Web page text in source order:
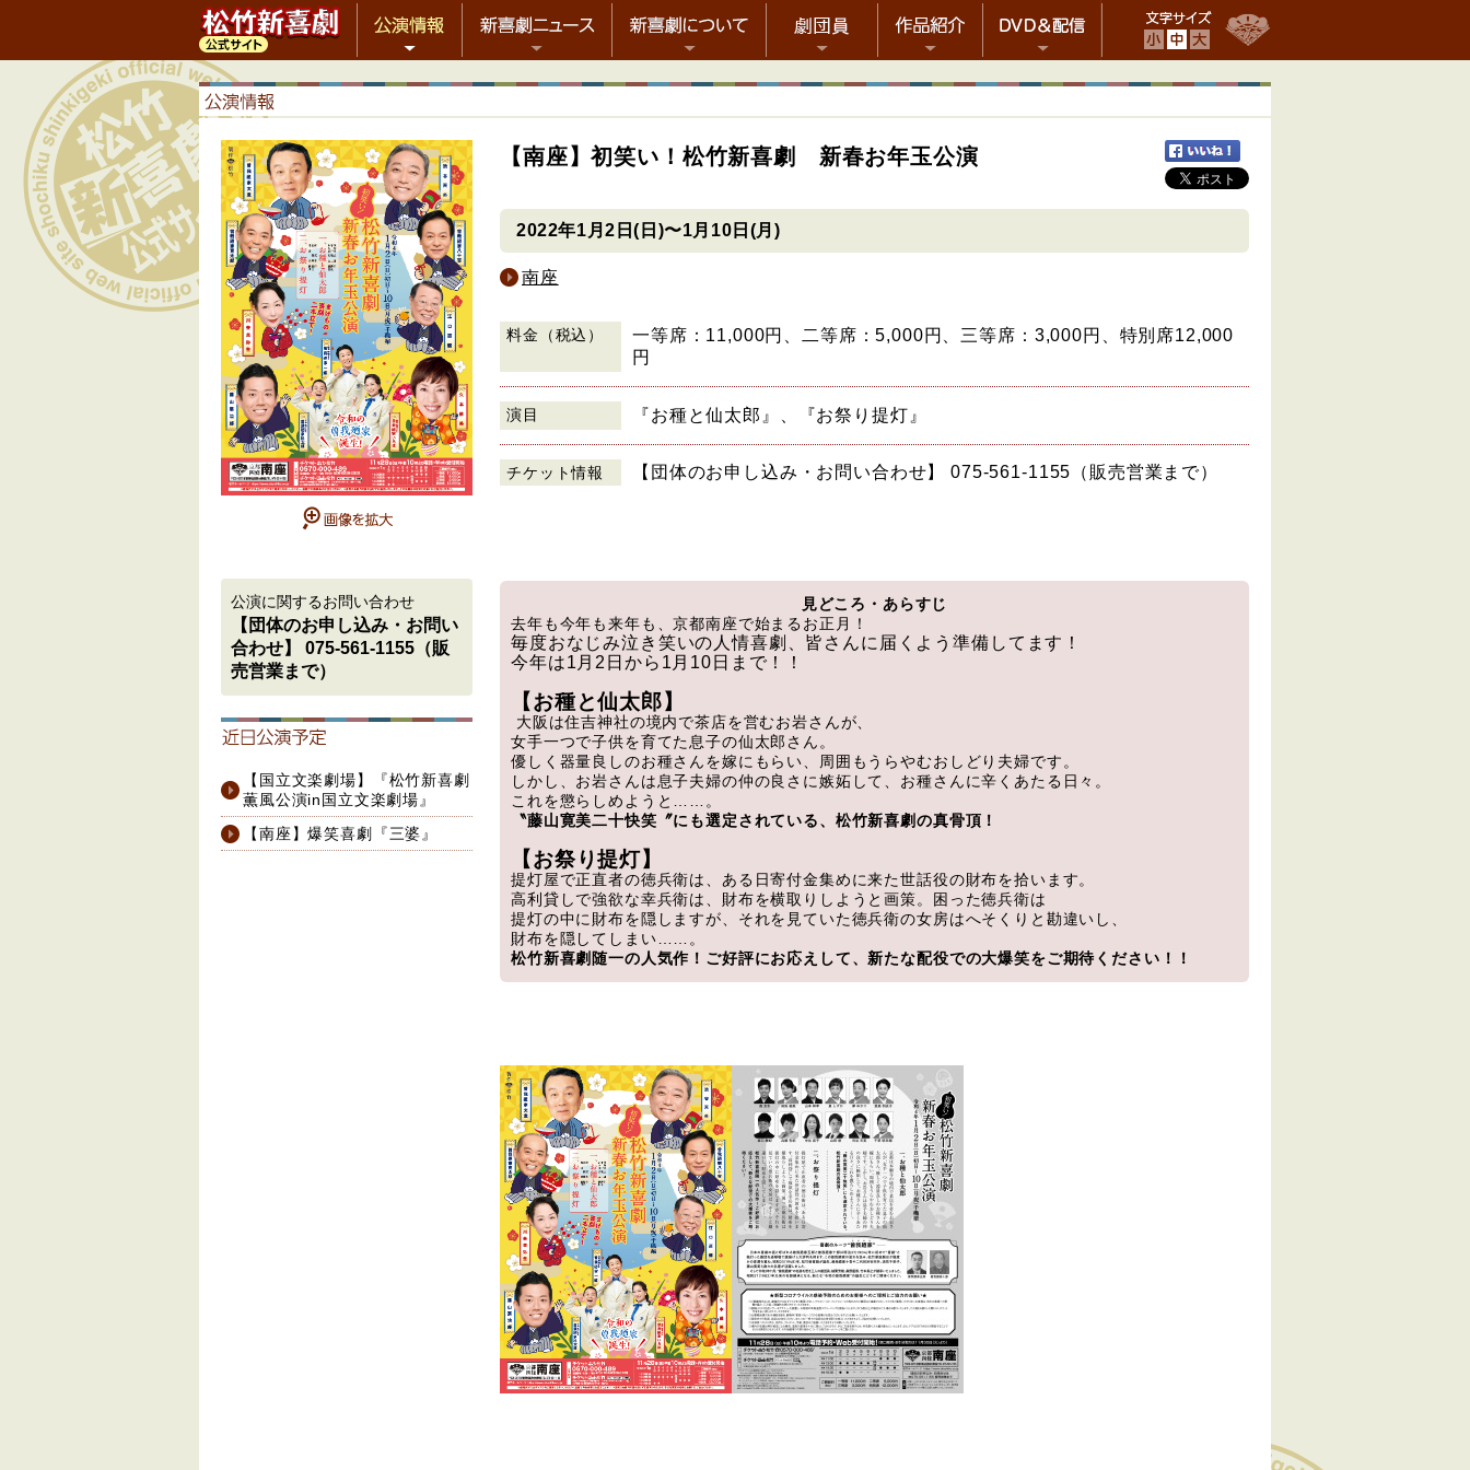
S M
【南座】初笑い！松竹新喜劇 新春お年玉公演
2022年1月2日(日)〜1月10日(月)
南座
料金（税込）
一等席：11,000円、二等席：5,000円、三等席：3,000円、特別席12,000
円
演目 『お種と仙太郎』、『お祭り提灯』
チケット情報 【団体のお申し込み・お問い合わせ】 075-561-1155（販売営業まで）
見どころ・あらすじ
去年も今年も来年も、京都南座で始まるお正月！
毎度おなじみ泣き笑いの人情喜劇、皆さんに届くよう準備してます！
今年は1月2日から1月10日まで！！
【お種と仙太郎】
大阪は住吉神社の境内で茶店を営むお岩さんが、
女手一つで子供を育てた息子の仙太郎さん。
優しく器量良しのお種さんを嫁にもらい、周囲もうらやむおしどり夫婦です。
しかし、お岩さんは息子夫婦の仲の良さに嫉妬して、お種さんに辛くあたる日々。
これを懲らしめようと……。
〝藤山寛美二十快笑〞にも選定されている、松竹新喜劇の真骨頂！
【お祭り提灯】
提灯屋で正直者の徳兵衛は、ある日寄付金集めに来た世話役の財布を拾います。
高利貸しで強欲な幸兵衛は、財布を横取りしようと画策。困った徳兵衛は
提灯の中に財布を隠しますが、それを見ていた徳兵衛の女房はへそくりと勘違いし、
財布を隠してしまい……。
松竹新喜劇随一の人気作！ご好評にお応えして、新たな配役での大爆笑をご期待ください！！
公演に関するお問い合わせ
【団体のお申し込み・お問い
合わせ】 075-561-1155（販
売営業まで）
【国立文楽劇場】『松竹新喜劇
薫風公演in国立文楽劇場』
【南座】爆笑喜劇『三婆』